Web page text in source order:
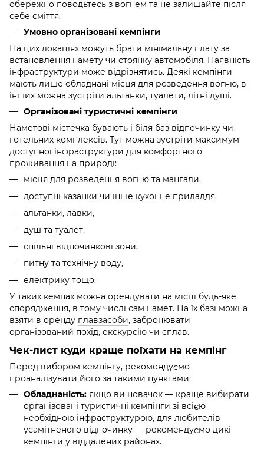
обережно поводьтесь з вогнем та не залишайте після
себе сміття.
Умовно організовані кемпінги
На цих локаціях можуть брати мінімальну плату за
встановлення намету чи стоянку автомобіля. Наявність
інфраструктури може відрізнятись. Деякі кемпінги
мають лише обладнані місця для розведення вогню, в
інших можна зустріти альтанки, туалети, літні душі.
Організовані туристичні кемпінги
Наметові містечка бувають і біля баз відпочинку чи
готельних комплексів. Тут можна зустріти максимум
доступної інфраструктури для комфортного
проживання на природі:
місця для розведення вогню та мангали,
доступні казанки чи інше кухонне приладдя,
альтанки, лавки,
душ та туалет,
спільні відпочинкові зони,
питну та технічну воду,
електрику тощо.
У таких кемпах можна орендувати на місці будь-яке
спорядження, в тому числі сам намет. На їх базі можна
взяти в оренду плавзасоби, забронювати
організований похід, екскурсію чи сплав.
Чек-лист куди краще поїхати на кемпінг
Перед вибором кемпінгу, рекомендуємо
проаналізувати його за такими пунктами:
Обладнаність: якщо ви новачок — краще вибирати
організовані туристичні кемпінги зі всією
необхідною інфраструктурою, для любителів
усамітненого відпочинку — рекомендуємо дикі
кемпінги у віддалених районах.